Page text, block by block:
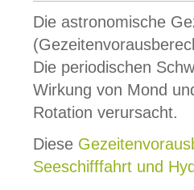
Die astronomische
Die periodischen
Wirkung von Mond
Rotation verursacht.
Diese
Seeschifffahrt und